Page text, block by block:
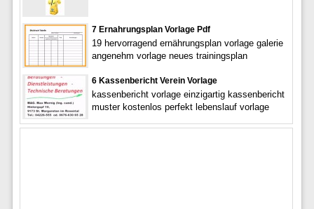
7 Ernahrungsplan Vorlage Pdf
19 hervorragend ernährungsplan vorlage galerie
angenehm vorlage neues trainingsplan
6 Kassenbericht Verein Vorlage
kassenbericht vorlage einzigartig kassenbericht
muster kostenlos perfekt lebenslauf vorlage